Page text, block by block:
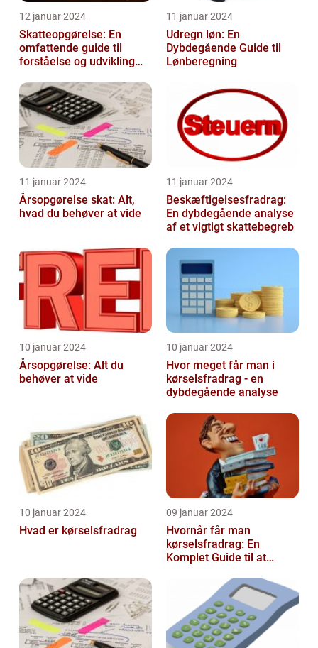
12 januar 2024
Skatteopgørelse: En
omfattende guide til
forståelse og udvikling
11 januar 2024
Udregn løn: En
Dybdegående Guide til
Lønberegning
11 januar 2024
Årsopgørelse skat: Alt,
hvad du behøver at vide
11 januar 2024
Beskæftigelsesfradrag:
En dybdegående analyse
af et vigtigt skattebegreb
10 januar 2024
Årsopgørelse: Alt du
behøver at vide
10 januar 2024
Hvor meget får man i
kørselsfradrag - en
dybdegående analyse
10 januar 2024
Hvad er kørselsfradrag
09 januar 2024
Hvornår får man
kørselsfradrag: En
Komplet Guide til at
Historien Bag Det